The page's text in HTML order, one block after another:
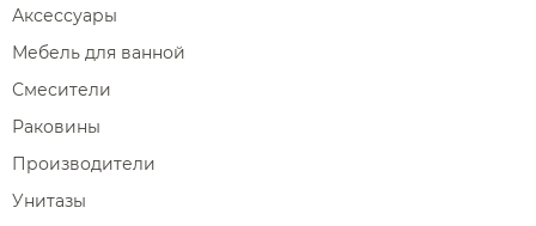
Аксессуары
Мебель для ванной
Смесители
Раковины
Производители
Унитазы